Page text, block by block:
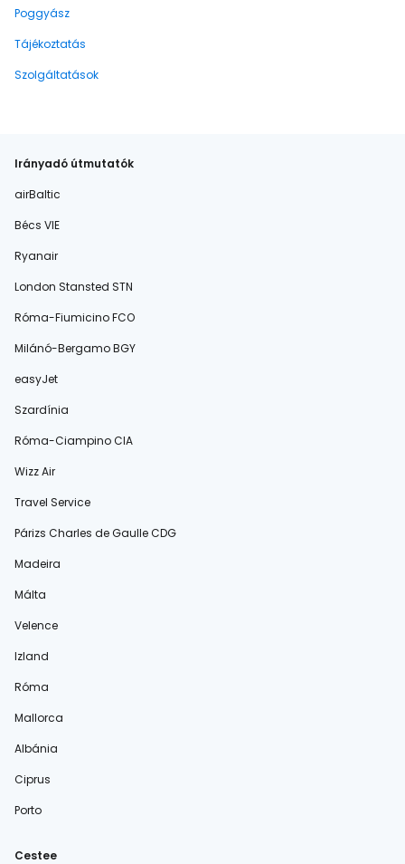
Poggyász
Tájékoztatás
Szolgáltatások
Irányadó útmutatók
airBaltic
Bécs VIE
Ryanair
London Stansted STN
Róma-Fiumicino FCO
Milánó-Bergamo BGY
easyJet
Szardínia
Róma-Ciampino CIA
Wizz Air
Travel Service
Párizs Charles de Gaulle CDG
Madeira
Málta
Velence
Izland
Róma
Mallorca
Albánia
Ciprus
Porto
Cestee